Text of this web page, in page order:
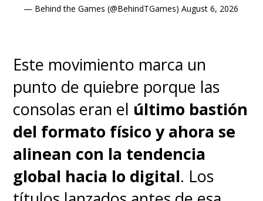
— Behind the Games (@BehindTGames) August 6, 2026
Este movimiento marca un
punto de quiebre porque las
consolas eran el último bastión
del formato físico y ahora se
alinean con la tendencia
global hacia lo digital. Los